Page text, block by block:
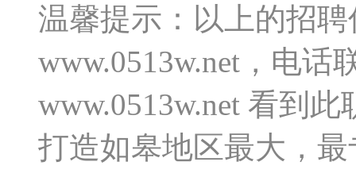
温馨提示：以上的招
www.0513w.net，电
www.0513w.net 看到
打造如皋地区最大，